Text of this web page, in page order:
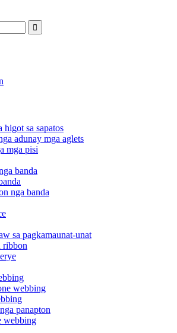
sa sapatos
adunay mga aglets
mga pisi
banda
nga banda
sa pagkamaunat-unat
ribbon
webbing
panapton
webbing